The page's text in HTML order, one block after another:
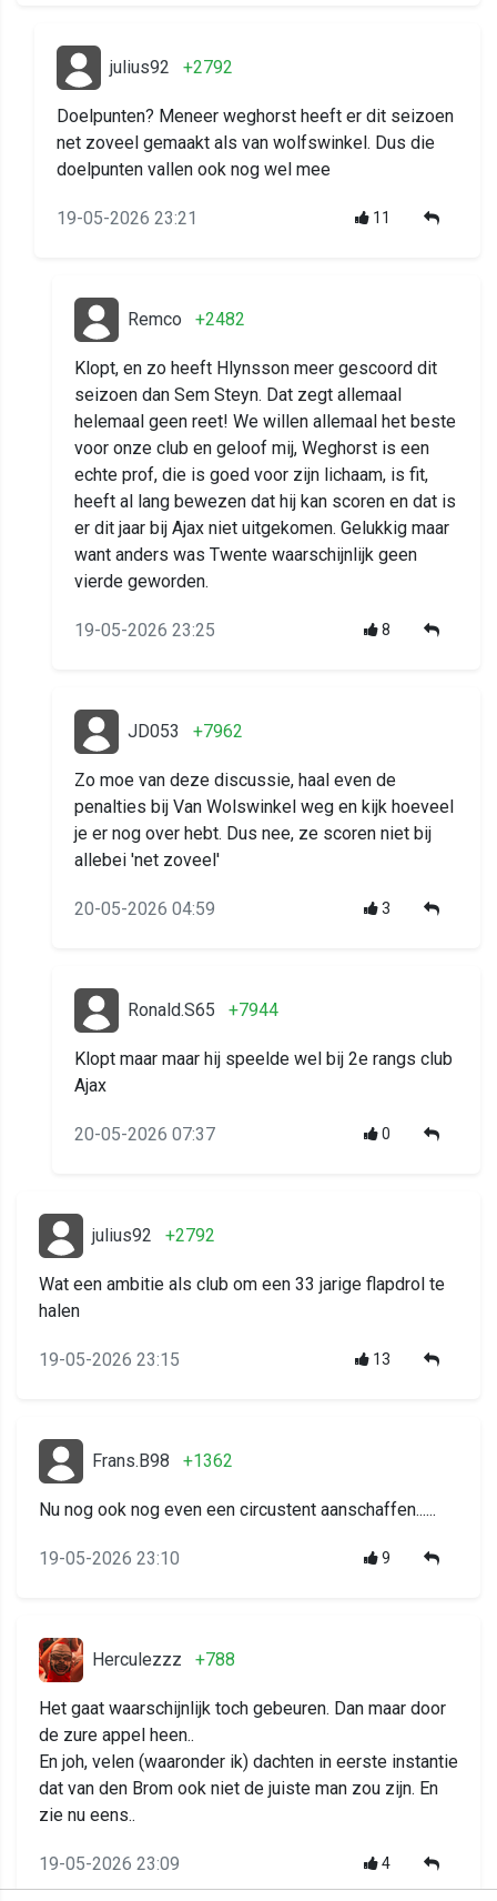
julius92 +2792
Doelpunten? Meneer weghorst heeft er dit seizoen
net zoveel gemaakt als van wolfswinkel. Dus die
doelpunten vallen ook nog wel mee
19-05-2026 23:21 11
Remco +2482
Klopt, en zo heeft Hlynsson meer gescoord dit
seizoen dan Sem Steyn. Dat zegt allemaal
helemaal geen reet! We willen allemaal het beste
voor onze club en geloof mij, Weghorst is een
echte prof, die is goed voor zijn lichaam, is fit,
heeft al lang bewezen dat hij kan scoren en dat is
er dit jaar bij Ajax niet uitgekomen. Gelukkig maar
want anders was Twente waarschijnlijk geen
vierde geworden.
19-05-2026 23:25 8
JD053 +7962
Zo moe van deze discussie, haal even de
penalties bij Van Wolswinkel weg en kijk hoeveel
je er nog over hebt. Dus nee, ze scoren niet bij
allebei 'net zoveel'
20-05-2026 04:59 3
Ronald.S65 +7944
Klopt maar maar hij speelde wel bij 2e rangs club
Ajax
20-05-2026 07:37 0
julius92 +2792
Wat een ambitie als club om een 33 jarige flapdrol te
halen
19-05-2026 23:15 13
Frans.B98 +1362
Nu nog ook nog even een circustent aanschaffen......
19-05-2026 23:10 9
Herculezzz +788
Het gaat waarschijnlijk toch gebeuren. Dan maar door
de zure appel heen..
En joh, velen (waaronder ik) dachten in eerste instantie
dat van den Brom ook niet de juiste man zou zijn. En
zie nu eens..
19-05-2026 23:09 4